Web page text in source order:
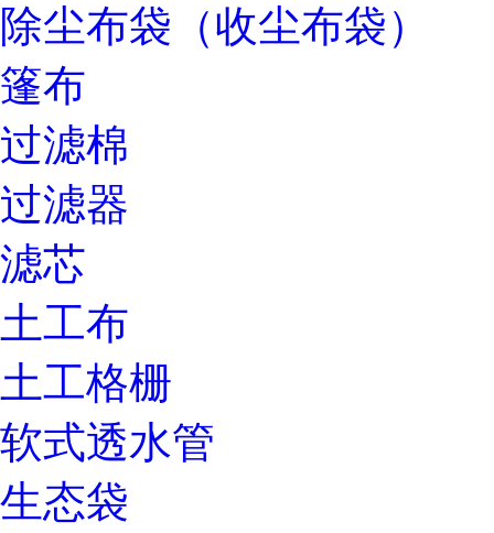
除尘布袋（收尘布袋）
篷布
过滤棉
过滤器
滤芯
土工布
土工格栅
软式透水管
生态袋